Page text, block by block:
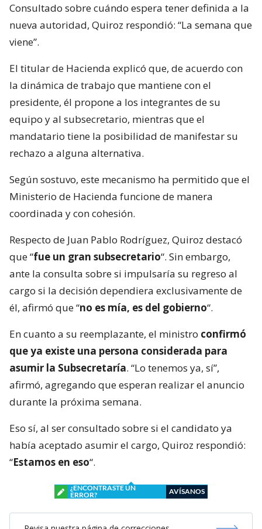
Consultado sobre cuándo espera tener definida a la
nueva autoridad, Quiroz respondió: “La semana que
viene”.
El titular de Hacienda explicó que, de acuerdo con
la dinámica de trabajo que mantiene con el
presidente, él propone a los integrantes de su
equipo y al subsecretario, mientras que el
mandatario tiene la posibilidad de manifestar su
rechazo a alguna alternativa.
Según sostuvo, este mecanismo ha permitido que el
Ministerio de Hacienda funcione de manera
coordinada y con cohesión.
Respecto de Juan Pablo Rodríguez, Quiroz destacó
que “fue un gran subsecretario“. Sin embargo,
ante la consulta sobre si impulsaría su regreso al
cargo si la decisión dependiera exclusivamente de
él, afirmó que “no es mía, es del gobierno“.
En cuanto a su reemplazante, el ministro confirmó
que ya existe una persona considerada para
asumir la Subsecretaría. “Lo tenemos ya, sí”,
afirmó, agregando que esperan realizar el anuncio
durante la próxima semana.
Eso sí, al ser consultado sobre si el candidato ya
había aceptado asumir el cargo, Quiroz respondió:
“Estamos en eso“.
¿ENCONTRASTE UN
ERROR?
AVÍSANOS